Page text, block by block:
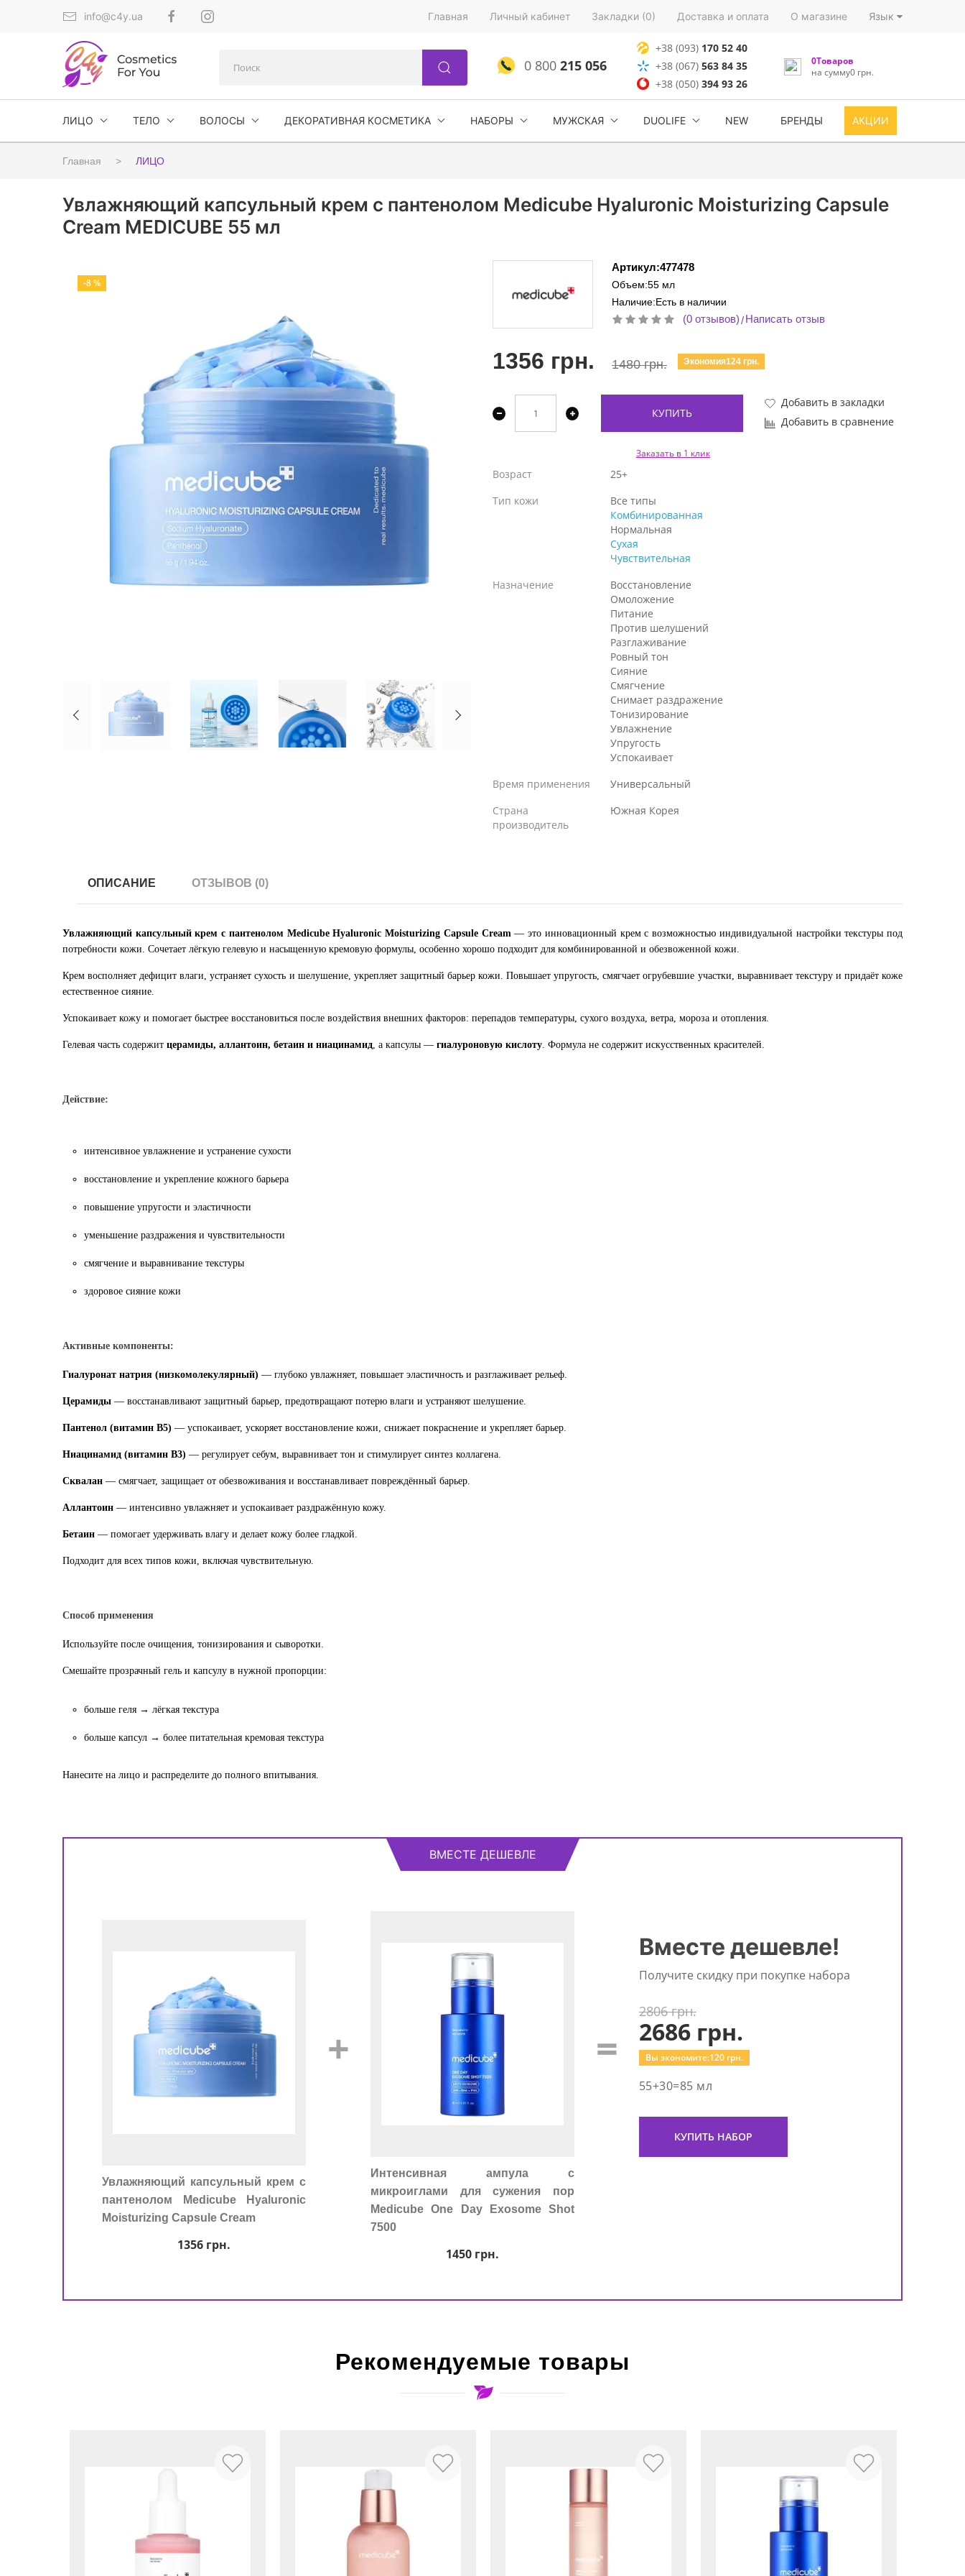
info@c4y.ua Главная Личный кабинет Закладки (0) Доставка и оплата О магазине Язык
0 800215 056
+38 (093) 170 52 40
+38 (067) 563 84 35
+38 (050)394 93 26
0Товаров
на сумму0 грн.
ЛИЦО ТЕЛО ВОЛОСЫ ДЕКОРАТИВНАЯ КОСМЕТИКА НАБОРЫ МУЖСКАЯ DUOLIFE NEW БРЕНДЫ АКЦИИ
Главная ЛИЦО
Увлажняющий капсульный крем с пантенолом Medicube Hyaluronic Moisturizing Capsule
Cream MEDICUBE 55 мл
-8 %
Артикул:477478
Объем:55 мл
Наличие:Есть в наличии
(0 отзывов)/Написать отзыв
1356 грн. 1480 грн. Экономия124 грн.
КУПИТЬ
Добавить в закладки
Добавить в сравнение
Заказать в 1 клик
Возраст
25+
Тип кожи
Все типы
Комбинированная
Нормальная
Сухая
Чувствительная
Назначение
Восстановление
Омоложение
Питание
Против шелушений
Разглаживание
Ровный тон
Сияние
Смягчение
Снимает раздражение
Тонизирование
Увлажнение
Упругость
Успокаивает
Время применения
Универсальный
Страна
производитель
Южная Корея
ОПИСАНИЕ ОТЗЫВОВ (0)
Увлажняющий капсульный крем с пантенолом Medicube Hyaluronic Moisturizing Capsule Cream— это инновационный крем с возможностью индивидуальной настройки текстуры под
потребности кожи. Сочетает лёгкую гелевую и насыщенную кремовую формулы, особенно хорошо подходит для комбинированной и обезвоженной кожи.
Крем восполняет дефицит влаги, устраняет сухость и шелушение, укрепляет защитный барьер кожи. Повышает упругость, смягчает огрубевшие участки, выравнивает текстуру и придаёт коже
естественное сияние.
Успокаивает кожу и помогает быстрее восстановиться после воздействия внешних факторов: перепадов температуры, сухого воздуха, ветра, мороза и отопления.
Гелевая часть содержит церамиды, аллантоин, бетаин и ниацинамид, а капсулы — гиалуроновую кислоту. Формула не содержит искусственных красителей.
Действие:
интенсивное увлажнение и устранение сухости
восстановление и укрепление кожного барьера
повышение упругости и эластичности
уменьшение раздражения и чувствительности
смягчение и выравнивание текстуры
здоровое сияние кожи
Активные компоненты:
Гиалуронат натрия (низкомолекулярный) — глубоко увлажняет, повышает эластичность и разглаживает рельеф.
Церамиды — восстанавливают защитный барьер, предотвращают потерю влаги и устраняют шелушение.
Пантенол (витамин B5) — успокаивает, ускоряет восстановление кожи, снижает покраснение и укрепляет барьер.
Ниацинамид (витамин B3) — регулирует себум, выравнивает тон и стимулирует синтез коллагена.
Сквалан — смягчает, защищает от обезвоживания и восстанавливает повреждённый барьер.
Аллантоин — интенсивно увлажняет и успокаивает раздражённую кожу.
Бетаин — помогает удерживать влагу и делает кожу более гладкой.
Подходит для всех типов кожи, включая чувствительную.
Способ применения
Используйте после очищения, тонизирования и сыворотки.
Смешайте прозрачный гель и капсулу в нужной пропорции:
больше геля → лёгкая текстура
больше капсул → более питательная кремовая текстура
Нанесите на лицо и распределите до полного впитывания.
ВМЕСТЕ ДЕШЕВЛЕ
Увлажняющий капсульный крем с
пантенолом Medicube Hyaluronic
Moisturizing Capsule Cream
1356 грн.
+
Интенсивная ампула с
микроиглами для сужения пор
Medicube One Day Exosome Shot
7500
1450 грн.
=
Вместе дешевле!
Получите скидку при покупке набора
2806 грн.
2686 грн.
Вы экономите:120 грн.
55+30=85 мл
КУПИТЬ НАБОР
Рекомендуемые товары